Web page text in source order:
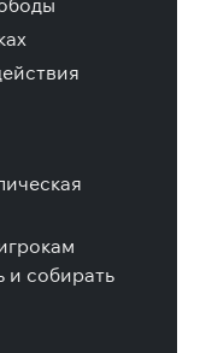
и собирать